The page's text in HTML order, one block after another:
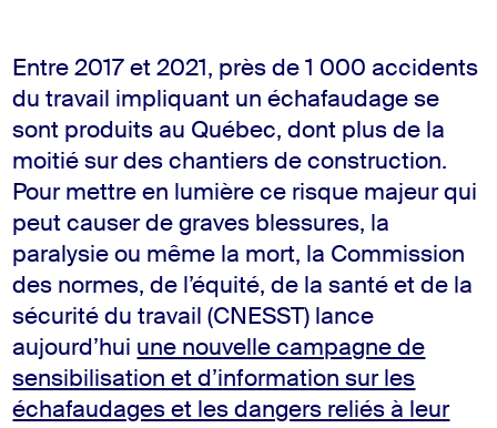
Entre 2017 et 2021, près de 1 000 accidents
du travail impliquant un échafaudage se
sont produits au Québec, dont plus de la
moitié sur des chantiers de construction.
Pour mettre en lumière ce risque majeur qui
peut causer de graves blessures, la
paralysie ou même la mort, la Commission
des normes, de l’équité, de la santé et de la
sécurité du travail (CNESST) lance
aujourd’hui une nouvelle campagne de
sensibilisation et d’information sur les
échafaudages et les dangers reliés à leur